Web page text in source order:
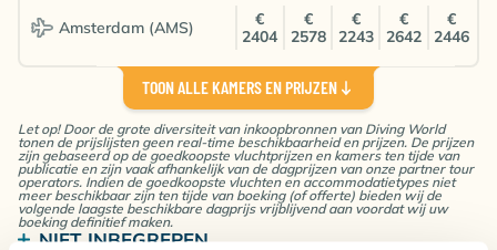
Amsterdam (AMS)
€
2404
€
2578
€
2243
€
2642
€
2446
Bungalow kamer
Double/Twin Room
Volpension + 3 duiken/dag
Seaview Bungalow
Brussel (BRU)
€
2443
€
2522
€
€
2482
€
TOON ALLE KAMERS EN PRIJZEN
Let op! Door de grote diversiteit van inkoopbronnen van Diving World
tonen de prijslijsten geen real-time beschikbaarheid en prijzen. De prijzen
zijn gebaseerd op de goedkoopste vluchtprijzen en kamers ten tijde van
publicatie en zijn vaak afhankelijk van de dagprijzen van onze partner tour
operators. Indien de goedkoopste vluchten en accommodatietypes niet
meer beschikbaar zijn ten tijde van boeking (of offerte) bieden wij de
volgende laagste beschikbare dagprijs vrijblijvend aan voordat wij uw
boeking definitief maken.
NIET INBEGREPEN
Visumkosten IDR 500.000 (ca. €35) p.p. (bij
aankomst in luchthaven)